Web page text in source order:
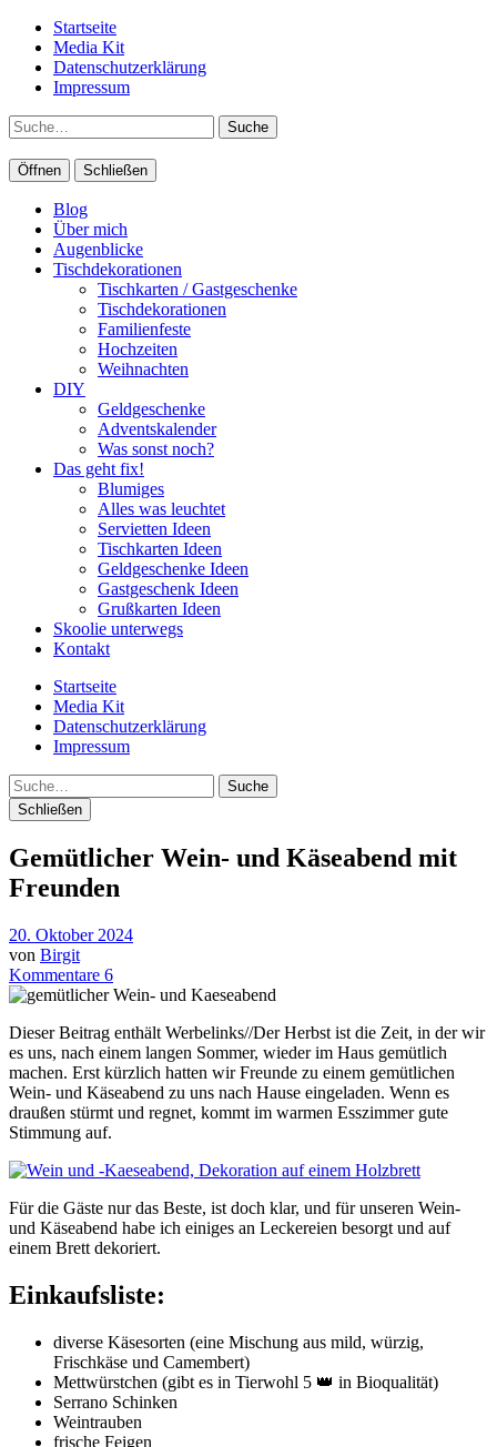
Startseite
Media Kit
Datenschutzerklärung
Impressum
Suche
Öffnen Schließen
Blog
Über mich
Augenblicke
Tischdekorationen
Tischkarten / Gastgeschenke
Tischdekorationen
Familienfeste
Hochzeiten
Weihnachten
DIY
Geldgeschenke
Adventskalender
Was sonst noch?
Das geht fix!
Blumiges
Alles was leuchtet
Servietten Ideen
Tischkarten Ideen
Geldgeschenke Ideen
Gastgeschenk Ideen
Grußkarten Ideen
Skoolie unterwegs
Kontakt
Startseite
Media Kit
Datenschutzerklärung
Impressum
Suche
Schließen
Gemütlicher Wein- und Käseabend mit
Freunden
20. Oktober 2024
von Birgit
Kommentare 6
Dieser Beitrag enthält Werbelinks//Der Herbst ist die Zeit, in der wir
es uns, nach einem langen Sommer, wieder im Haus gemütlich
machen. Erst kürzlich hatten wir Freunde zu einem gemütlichen
Wein- und Käseabend zu uns nach Hause eingeladen. Wenn es
draußen stürmt und regnet, kommt im warmen Esszimmer gute
Stimmung auf.
Für die Gäste nur das Beste, ist doch klar, und für unseren Wein-
und Käseabend habe ich einiges an Leckereien besorgt und auf
einem Brett dekoriert.
Einkaufsliste:
diverse Käsesorten (eine Mischung aus mild, würzig,
Frischkäse und Camembert)
Mettwürstchen (gibt es in Tierwohl 5 👑 in Bioqualität)
Serrano Schinken
Weintrauben
frische Feigen